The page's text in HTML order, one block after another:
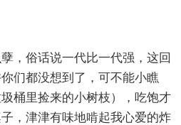
，俗话说一代比一代强，这回
们都没想到了，可不能小瞧
桶里捡来的小树枝），吃饱才
，津津有味地啃起我心爱的炸